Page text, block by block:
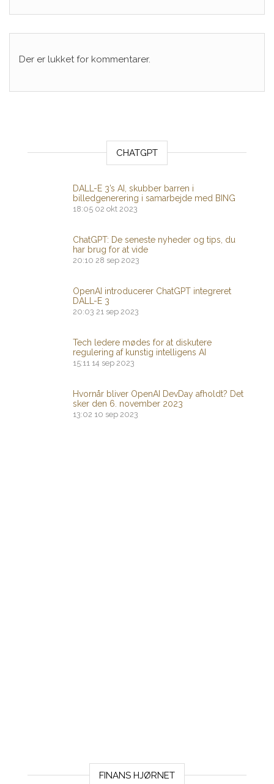
Der er lukket for kommentarer.
CHATGPT
DALL-E 3’s AI, skubber barren i
billedgenerering i samarbejde med BING
18:05 02 okt 2023
ChatGPT: De seneste nyheder og tips, du
har brug for at vide
20:10 28 sep 2023
OpenAI introducerer ChatGPT integreret
DALL-E 3
20:03 21 sep 2023
Tech ledere mødes for at diskutere
regulering af kunstig intelligens AI
15:11 14 sep 2023
Hvornår bliver OpenAI DevDay afholdt? Det
sker den 6. november 2023
13:02 10 sep 2023
FINANS HJØRNET